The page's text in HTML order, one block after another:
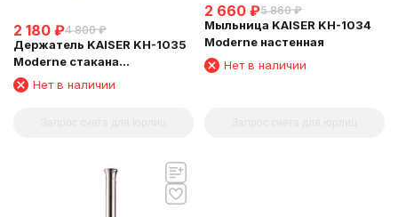
2 180 ₽4 800 ₽
Держатель KAISER KH-1035
Moderne стакана
(квадратный)
Нет в наличии
2 660 ₽5 860 ₽
Мыльница KAISER KH-1034
Moderne настенная
Нет в наличии